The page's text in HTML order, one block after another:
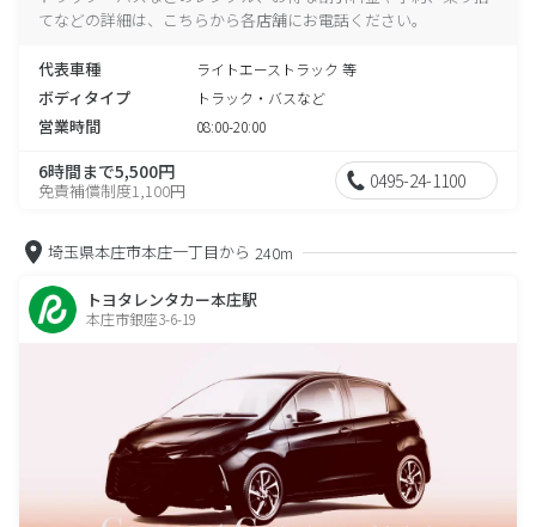
てなどの詳細は、こちらから各店舗にお電話ください。
代表車種 ライトエーストラック 等
ボディタイプ トラック・バスなど
営業時間 08:00-20:00
6時間まで5,500円
免責補償制度1,100円 0495-24-1100
埼玉県本庄市本庄一丁目から 240m
トヨタレンタカー本庄駅
本庄市銀座3-6-19